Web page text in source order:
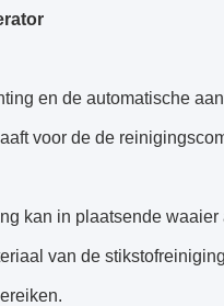
en de automatische
voor de de
kan in plaatsende waaier
van de